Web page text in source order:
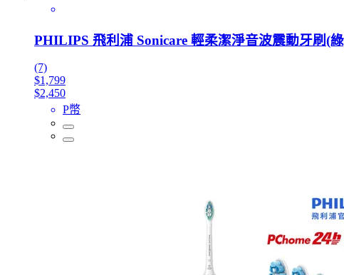
PHILIPS 飛利浦 Sonicare 輕柔潔淨音波震動牙刷(
(7)
$1,799
$2,450
P幣